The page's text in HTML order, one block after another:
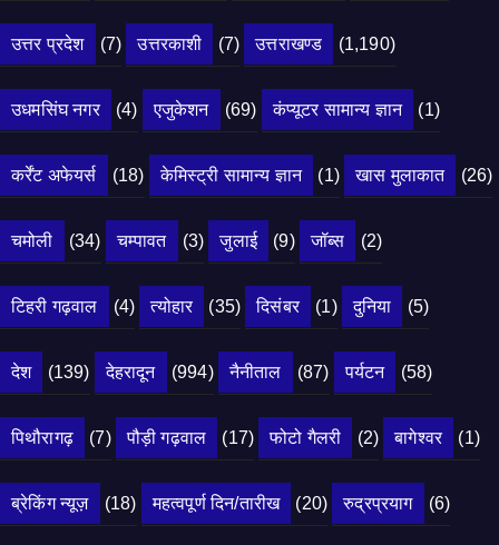
उत्तर प्रदेश (7) उत्तरकाशी (7) उत्तराखण्ड (1,190)
उधमसिंघ नगर (4) एजुकेशन (69) कंप्यूटर सामान्य ज्ञान (1)
कर्रेंट अफेयर्स (18) केमिस्ट्री सामान्य ज्ञान (1) खास मुलाकात (26)
चमोली (34) चम्पावत (3) जुलाई (9) जॉब्स (2)
टिहरी गढ़वाल (4) त्योहार (35) दिसंबर (1) दुनिया (5)
देश (139) देहरादून (994) नैनीताल (87) पर्यटन (58)
पिथौरागढ़ (7) पौड़ी गढ़वाल (17) फोटो गैलरी (2) बागेश्वर (1)
ब्रेकिंग न्यूज़ (18) महत्वपूर्ण दिन/तारीख (20) रुद्रप्रयाग (6)